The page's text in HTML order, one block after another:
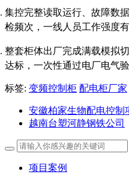
集控完整读取运行、故障数
检频次，一线人员工作强度有
整套柜体出厂完成满载模拟
达标，一次性通过电厂电气验
标签: 变频控制柜 配电柜厂家
安徽柏家生物配电控制
越南台塑河静钢铁公司
项目案例